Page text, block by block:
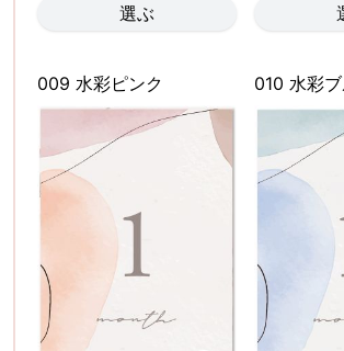
選ぶ
009 水彩ピンク 010 水彩